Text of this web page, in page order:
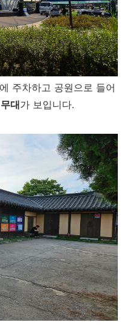
주차하고 공원으로 들어
대가 보입니다.